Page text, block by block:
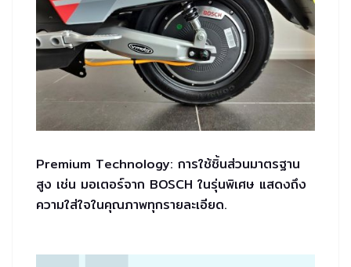
Premium Technology: การใช้ชิ้นส่วนมาตรฐาน
สูง เช่น มอเตอร์จาก BOSCH ในรุ่นพิเศษ แสดงถึง
ความใส่ใจในคุณภาพทุกรายละเอียด.